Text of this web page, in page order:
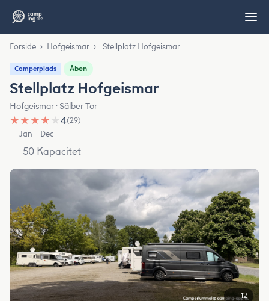
Forside › Hofgeismar › Stellplatz Hofgeismar
Camperplads Åben
Stellplatz Hofgeismar
Hofgeismar · Sälber Tor
★ ★ ★ ★ ★4(29)
Jan – Dec
50 Kapacitet
12